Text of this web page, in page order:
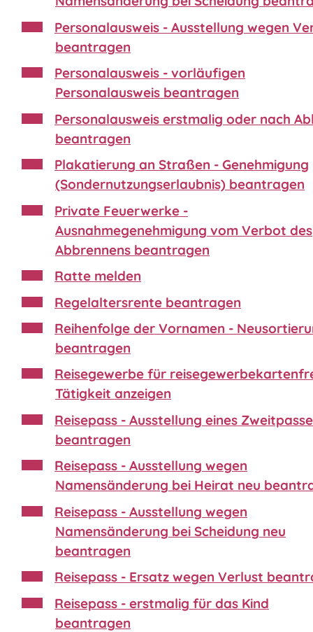
Personalausweis - Ausstellung wegen
beantragen
Personalausweis - vorläufigen
Personalausweis beantragen
Personalausweis erstmalig oder nach
beantragen
Plakatierung an Straßen - Genehmigung
(Sondernutzungserlaubnis) beantragen
Private Feuerwerke -
Ausnahmegenehmigung vom Verbot des
Abbrennens beantragen
Ratte melden
Regelaltersrente beantragen
Reihenfolge der Vornamen -
beantragen
Reisegewerbe für
Tätigkeit anzeigen
Reisepass - Ausstellung eines
beantragen
Reisepass - Ausstellung wegen
Namensänderung bei Heirat neu
Reisepass - Ausstellung wegen
Namensänderung bei Scheidung neu
beantragen
Reisepass - Ersatz wegen Verlust
Reisepass - erstmalig für das Kind
beantragen